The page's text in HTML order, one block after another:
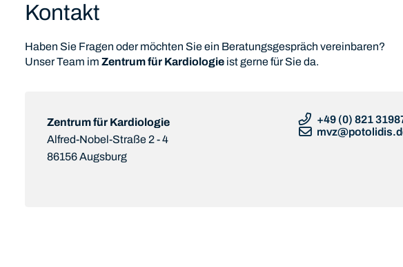
Kontakt
Haben Sie Fragen oder möchten Sie ein Beratungsgespräch vereinbaren?
Unser Team im Zentrum für Kardiologie ist gerne für Sie da.
Zentrum für Kardiologie
Alfred-Nobel-Straße 2 - 4
86156 Augsburg
+49 (0) 821